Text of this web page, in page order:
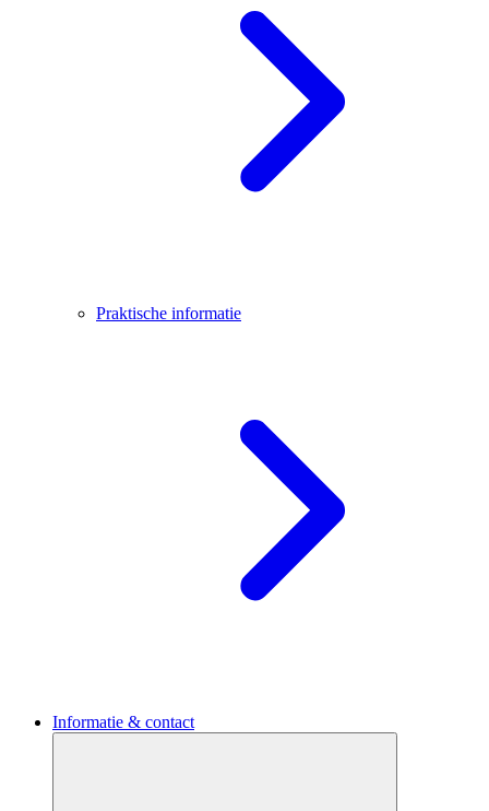
Praktische informatie
Informatie & contact